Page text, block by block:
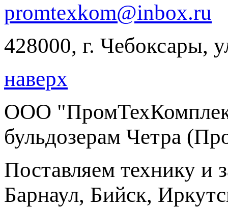
promtexkom@inbox.ru
428000, г. Чебоксары,
наверх
ООО
бульдозерам Четра
Поставляем технику и
Барнаул, Бийск,